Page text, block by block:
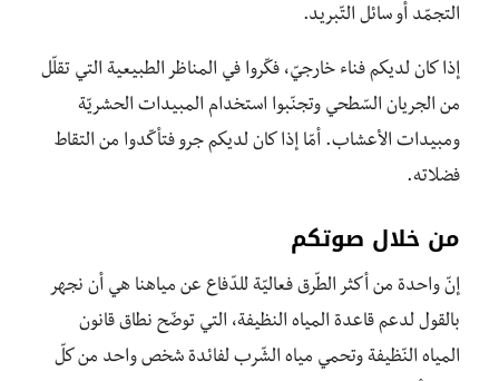
التجمّد أو سائل التّبريد.
إذا كان لديكم فناء خارجيّ، فكّروا في المناظر الطبيعية التي تقلّل
من الجريان السّطحي وتجنّبوا استخدام المبيدات الحشريّة
ومبيدات الأعشاب. أمّا إذا كان لديكم جرو فتأكّدوا من التقاط
فضلاته.
من خلال صوتكم
إنّ واحدة من أكثر الطّرق فعاليّة للدّفاع عن مياهنا هي أن نجهر
بالقول لدعم قاعدة المياه النظيفة، التي توضّح نطاق قانون
المياه النّظيفة وتحمي مياه الشّرب لفائدة شخص واحد من كلّ